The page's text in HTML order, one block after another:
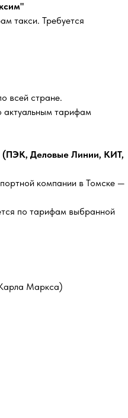
такси. Требуется
всей стране.
актуальным тарифам
(ПЭК, Деловые Линии, КИТ,
компании в Томске —
по тарифам выбранной
Маркса)